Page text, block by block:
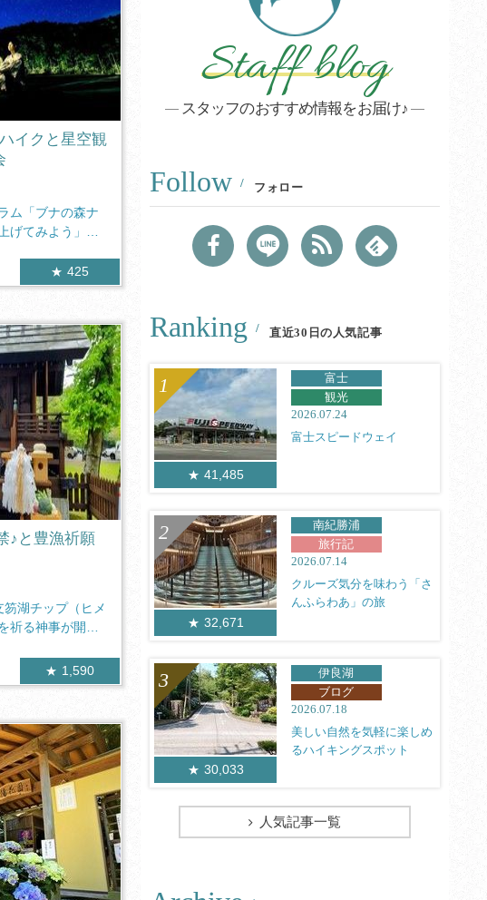
イクと星空観
ム「ブナの森ナ
げてみよう」が
425
♪と豊漁祈願
湖チップ（ヒメ
る神事が開催
1,590
Staff blog
スタッフのおすすめ情報をお届け♪
Follow フォロー
Ranking 直近30日の人気記事
41,485
富士
観光
2026.07.24
富士スピードウェイ
32,671
南紀勝浦
旅行記
2026.07.14
クルーズ気分を味わう「さ
んふらわあ」の旅
30,033
伊良湖
ブログ
2026.07.18
美しい自然を気軽に楽しめ
るハイキングスポット
人気記事一覧